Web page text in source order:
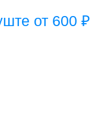
от 600 ₽